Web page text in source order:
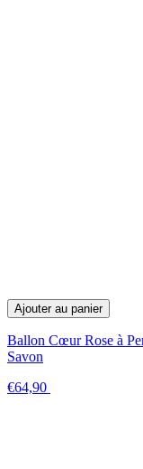
Ajouter au panier
Ballon Cœur Rose à
Savon
€64,90